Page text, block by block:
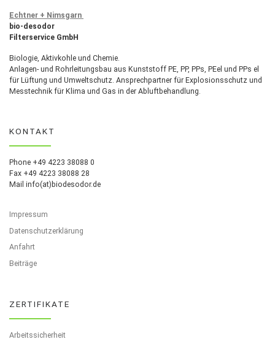
Echtner + Nimsgarn
bio-desodor
Filterservice GmbH
Biologie, Aktivkohle und Chemie.
Anlagen- und Rohrleitungsbau aus Kunststoff PE, PP, PPs, PEel und PPs el
für Lüftung und Umweltschutz. Ansprechpartner für Explosionsschutz und
Messtechnik für Klima und Gas in der Abluftbehandlung.
KONTAKT
Phone +49 4223 38088 0
Fax +49 4223 38088 28
Mail info(at)biodesodor.de
Impressum
Datenschutzerklärung
Anfahrt
Beiträge
ZERTIFIKATE
Arbeitssicherheit